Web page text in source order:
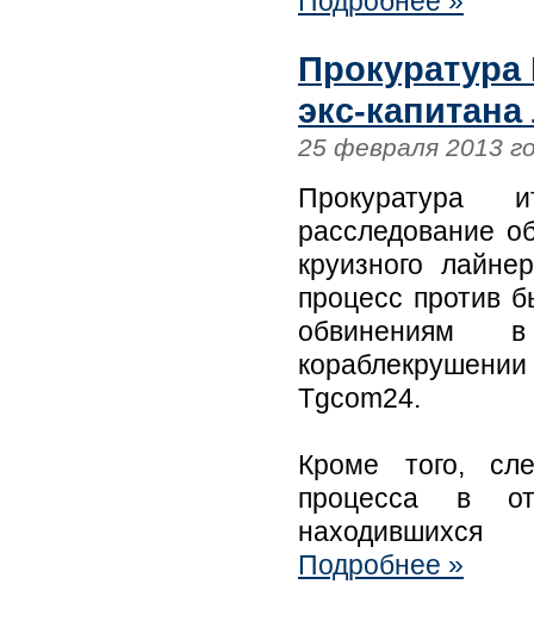
Прокуратура
экс-
25 февраля 2013
Прокуратура
расследование
круизного
процесс против
обвинениям
Tgcom24.
Кроме того,
процесса в
находившихся
Подробнее »